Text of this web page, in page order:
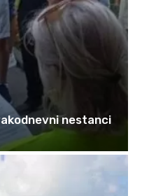
nestanci